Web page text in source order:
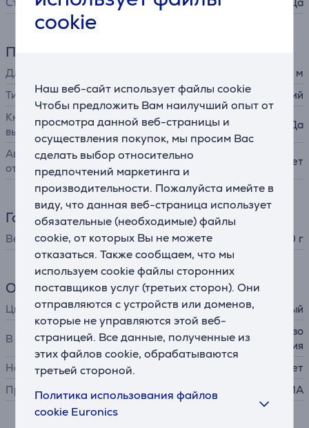
cookie
Наш веб-сайт использует файлы cookie
Чтобы предложить Вам наилучший опыт от
просмотра данной веб-страницы и
осуществления покупок, мы просим Вас
сделать выбор относительно
предпочтений маркетинга и
производительности. Пожалуйста имейте в
виду, что данная веб-страница использует
обязательные (необходимые) файлы
cookie, от которых Вы не можете
отказаться. Также сообщаем, что мы
используем cookie файлы сторонних
поставщиков услуг (третьих сторон). Они
отправляются с устройств или доменов,
которые не управляются этой веб-
страницей. Все данные, полученные из
этих файлов cookie, обрабатываются
третьей стороной.
Политика использования файлов
cookie Euronics
Питание
Длина шнура
2,5 м
Тип шнура
классический
Кнопка включения и
выключения
Да
Автоматическое
отключение
Нет
Габариты
Вес 530 г
Общий параметр
Цвет черный
В комплекте
фен, концентратор, диффузо
р, футляр для хранения
Настенный
Нет
Производитель
GA.MA